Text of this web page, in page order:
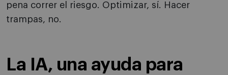
pena correr el riesgo. Optimizar, sí. Hacer
trampas, no.
La IA, una ayuda para